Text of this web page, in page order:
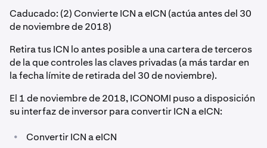
Caducado: (2) Convierte ICN a eICN (actúa antes del 30
de noviembre de 2018)
Retira tus ICN lo antes posible a una cartera de terceros
de la que controles las claves privadas (a más tardar en
la fecha límite de retirada del 30 de noviembre).
El 1 de noviembre de 2018, ICONOMI puso a disposición
su interfaz de inversor para convertir ICN a eICN:
• Convertir ICN a eICN